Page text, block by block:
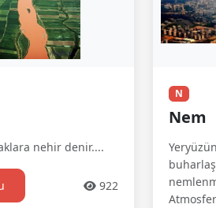
nehir denir....
922
N
Nem